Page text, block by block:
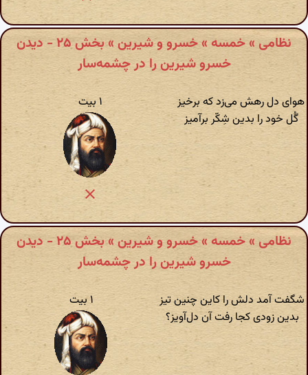
نظامی » خمسه » خسرو و شیرین » بخش ۲۵ - دیدن
خسرو شیرین را در چشمه‌سار
هوای دل رهش می‌زد که برخیز
گُل خود را بدین شِکّر برآمیز
۱ بیت
نظامی » خمسه » خسرو و شیرین » بخش ۲۵ - دیدن
خسرو شیرین را در چشمه‌سار
شگفت آمد دلش را کاین چنین تیز
بدین زودی کجا رفت آن دل‌آویز‌؟
۱ بیت